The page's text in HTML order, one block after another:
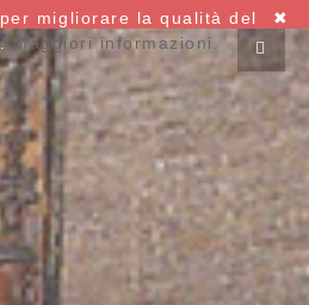
✖
migliorare la qualità del
Maggiori informazioni.